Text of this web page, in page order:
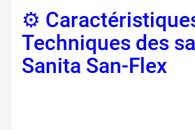
⚙️
Techniques des
Sanita San-Flex